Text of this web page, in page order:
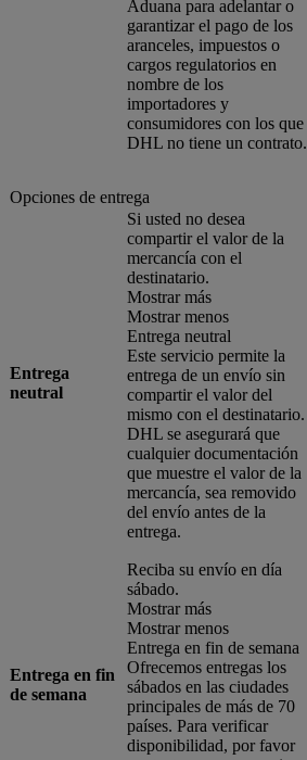
Aduana para adelantar o
garantizar el pago de los
aranceles, impuestos o
cargos regulatorios en
nombre de los
importadores y
consumidores con los que
DHL no tiene un contrato.
Opciones de entrega
Entrega
neutral
Si usted no desea
compartir el valor de la
mercancía con el
destinatario.
Mostrar más
Mostrar menos
Entrega neutral
Este servicio permite la
entrega de un envío sin
compartir el valor del
mismo con el destinatario.
DHL se asegurará que
cualquier documentación
que muestre el valor de la
mercancía, sea removido
del envío antes de la
entrega.
Entrega en fin
de semana
Reciba su envío en día
sábado.
Mostrar más
Mostrar menos
Entrega en fin de semana
Ofrecemos entregas los
sábados en las ciudades
principales de más de 70
países. Para verificar
disponibilidad, por favor